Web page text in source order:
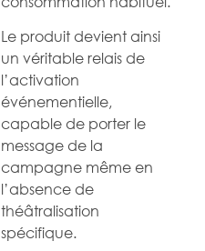
Le produit devient ainsi
un véritable relais de
l’activation
événementielle,
capable de porter le
message de la
campagne même en
l’absence de
théâtralisation
spécifique.